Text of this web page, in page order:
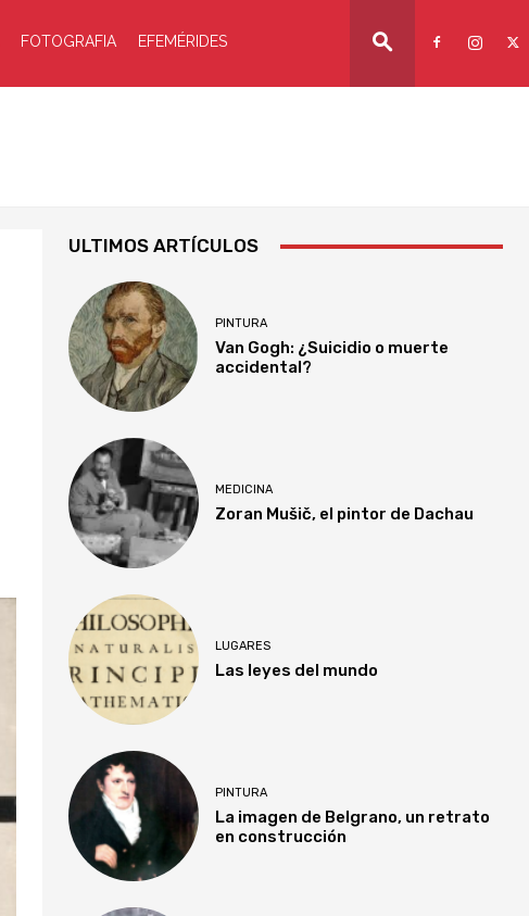
FOTOGRAFIA EFEMÉRIDES
ULTIMOS ARTÍCULOS
PINTURA
Van Gogh: ¿Suicidio o muerte
accidental?
MEDICINA
Zoran Mušič, el pintor de Dachau
LUGARES
Las leyes del mundo
PINTURA
La imagen de Belgrano, un retrato
en construcción